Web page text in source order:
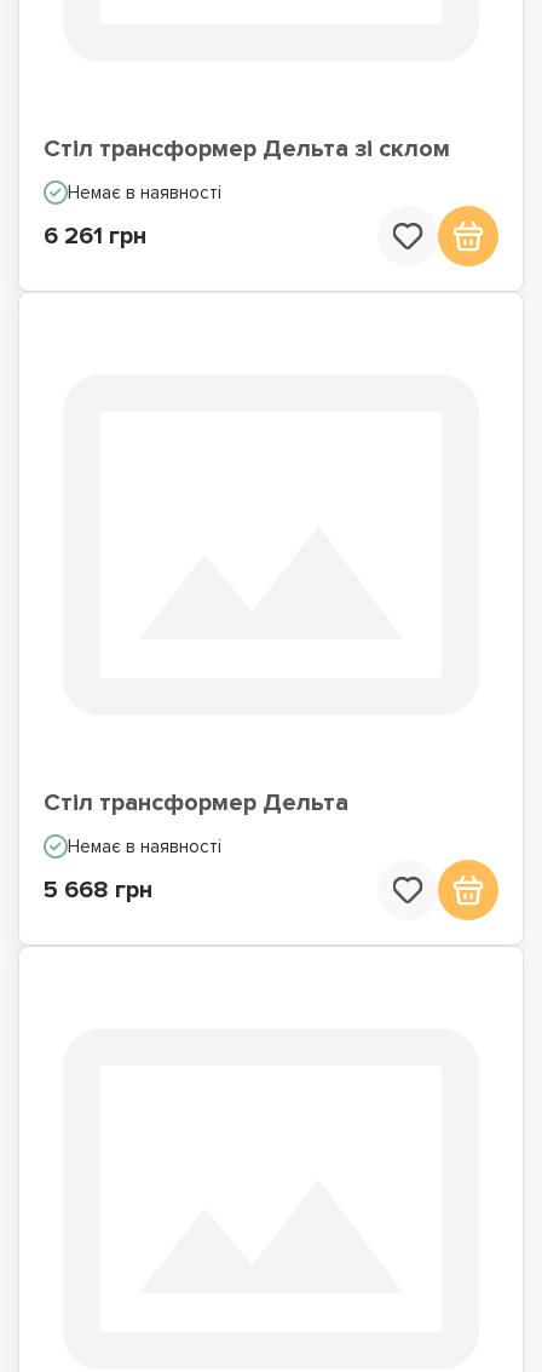
Стіл трансформер Дельта зі склом
Немає в наявності
6 261 грн
Стіл трансформер Дельта
Немає в наявності
5 668 грн